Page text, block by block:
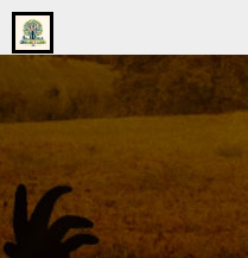
Go
to
home
page
onsgrotegezin.nl